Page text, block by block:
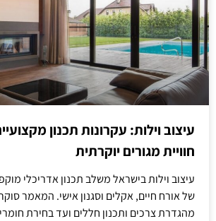
עיצוב וילות: עקרונות תכנון
חוויית מגורים יוקרתית
עיצוב וילות בישראל משלב תכנון אדריכלי
של אורח חיים, אקלים וסגנון אישי. המאמר
מהגדרת צרכים ותכנון חללים ועד בחירת